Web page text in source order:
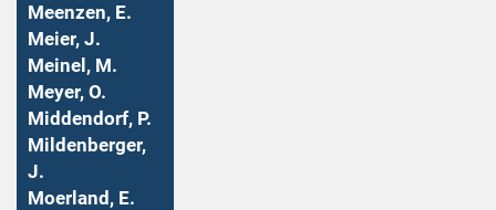
Meenzen, E.
Meier, J.
Meinel, M.
Meyer, O.
Middendorf, P.
Mildenberger,
J.
Moerland, E.